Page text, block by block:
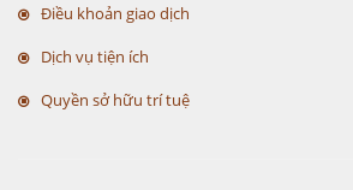
Điều khoản giao dịch
Dịch vụ tiện ích
Quyền sở hữu trí tuệ